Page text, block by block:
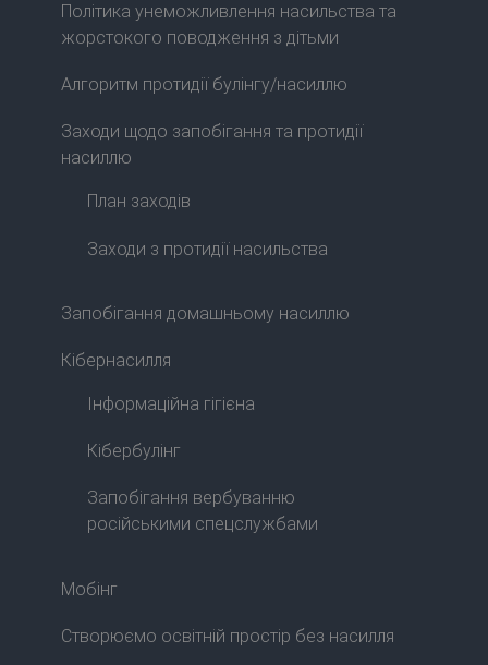
Політика унеможливлення насильства та
жорстокого поводження з дітьми
Алгоритм протидії булінгу/насиллю
Заходи щодо запобігання та протидії
насиллю
План заходів
Заходи з протидії насильства
Запобігання домашньому насиллю
Кібернасилля
Інформаційна гігієна
Кібербулінг
Запобігання вербуванню
російськими спецслужбами
Мобінг
Створюємо освітній простір без насилля